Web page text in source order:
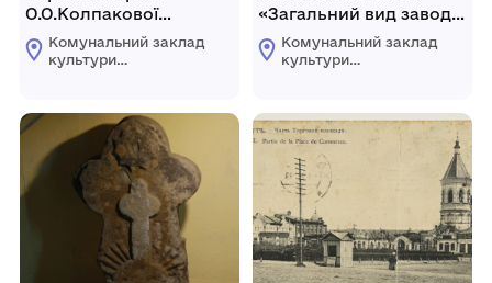
О.О.Колпакової
(очолювала підпільну
організацію в
Комунальний заклад
культури
«Загальний вид заводу
вогнетривкої цегли
Ковалевського в
Комунальний заклад
культури